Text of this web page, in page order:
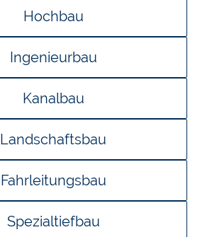
Hochbau
Ingenieurbau
Kanalbau
Landschaftsbau
Fahrleitungsbau
Spezialtiefbau